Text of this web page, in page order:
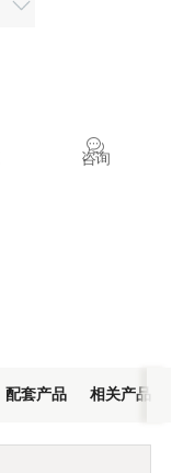
咨询
配套产品 相关产品